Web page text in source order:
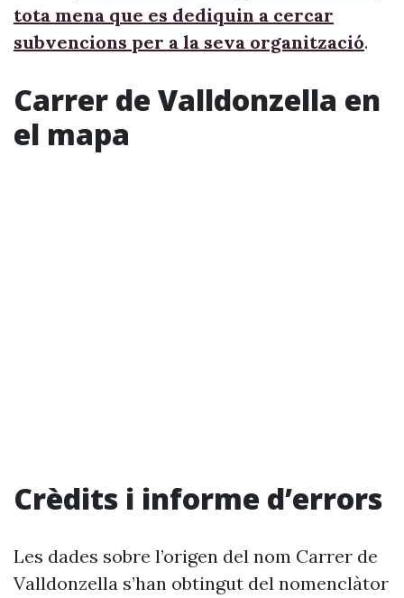
tota mena que es dediquin a cercar
subvencions per a la seva organització.
Carrer de Valldonzella en
el mapa
Crèdits i informe d’errors
Les dades sobre l’origen del nom Carrer de
Valldonzella s’han obtingut del nomenclàtor